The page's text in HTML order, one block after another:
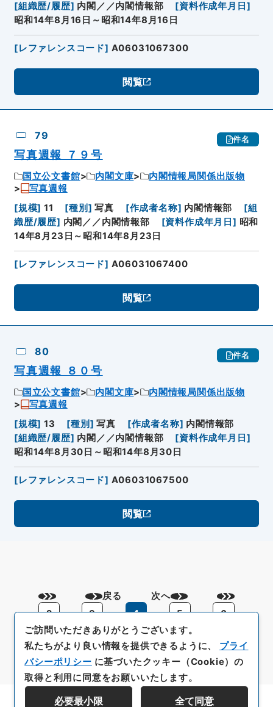
[組織歴/履歴] 内閣／／内閣情報部 [資料作成年月日 ]
昭和14年8月16日～昭和14年8月16日
[レファレンスコード] A06031067300
閲覧
79 件名
写真週報 ７９号
国立公文書館 内閣文庫
内閣情報局関係出版物
写真週報
[規模] 11 [種別 ] 写真 [作成者名称] 内閣情報部 [組
織歴/履歴] 内閣／／内閣情報部 [資料作成年月日] 昭和
14年8月23日～昭和14年8月23日
[レファレンスコード] A06031067400
閲覧
80 件名
写真週報 ８０号
国立公文書館 内閣文庫
内閣情報局関係出版物
写真週報
[規模] 13 [種別 ] 写真 [作成者名称] 内閣情報部
[組織歴/履歴] 内閣／／内閣情報部 [資料作成年月日 ]
昭和14年8月30日～昭和14年8月30日
[レファレンスコード] A06031067500
閲覧
戻る
2
3 4 5 6
次へ
ご訪問いただきありがとうございます。
私たちがより良い情報を提供できるように、 プライ
バシーポリシー に基づいたクッキー（Cookie）の
取得と利用に同意をお願いいたします。
必要最小限 全て同意